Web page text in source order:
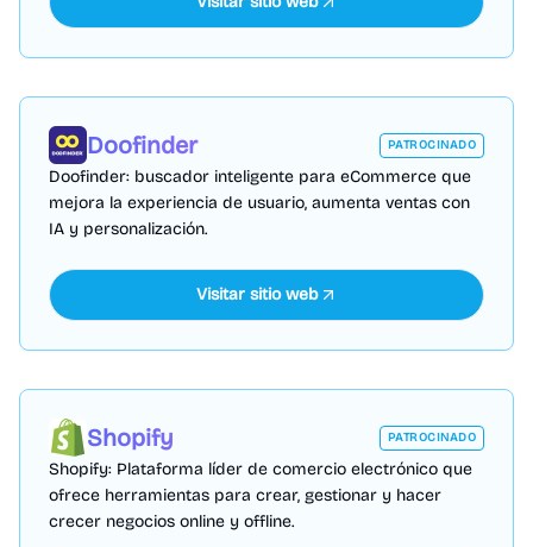
Doofinder PATROCINADO
Doofinder: buscador inteligente para eCommerce que
mejora la experiencia de usuario, aumenta ventas con
IA y personalización.
Visitar sitio web
Shopify PATROCINADO
Shopify: Plataforma líder de comercio electrónico que
ofrece herramientas para crear, gestionar y hacer
crecer negocios online y offline.